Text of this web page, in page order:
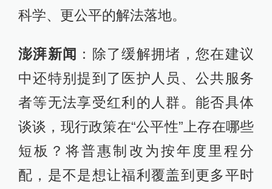
科学、更公平的解法落地。
澎湃新闻 ：除了缓解拥堵，您在建议
中还特别提到了医护人员、公共服务
者等无法享受红利的人群。能否具体
谈谈，现行政策在“公平性”上存在哪些
短板？将普惠制改为按年度里程分
配，是不是想让福利覆盖到更多平时